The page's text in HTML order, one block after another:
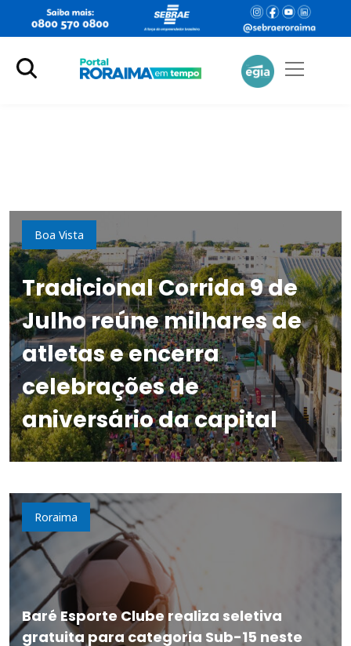
Boa Vista
Tradicional Corrida 9 de
Julho reúne milhares de
atletas e encerra
celebrações de
aniversário da capital
Roraima
Baré Esporte Clube realiza seletiva
gratuita para categoria Sub-15 neste